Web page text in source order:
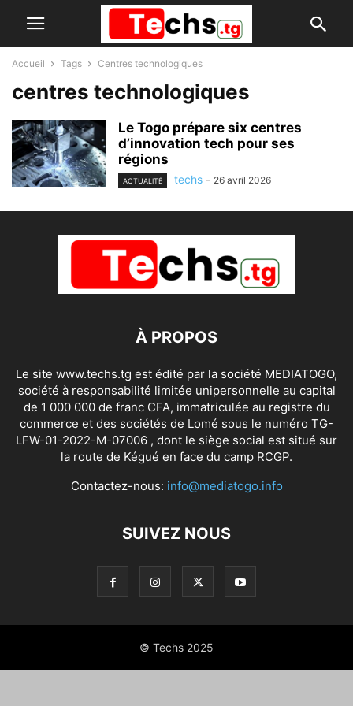
Accueil Tags Centres technologiques
centres technologiques
Le Togo prépare six centres
d’innovation tech pour ses
régions
ACTUALITÉ techs - 26 avril 2026
À PROPOS
Le site www.techs.tg est édité par la société MEDIATOGO,
société à responsabilité limitée unipersonnelle au capital
de 1 000 000 de franc CFA, immatriculée au registre du
commerce et des sociétés de Lomé sous le numéro TG-
LFW-01-2022-M-07006 , dont le siège social est situé sur
la route de Kégué en face du camp RCGP.
Contactez-nous: info@mediatogo.info
SUIVEZ NOUS
© Techs 2025